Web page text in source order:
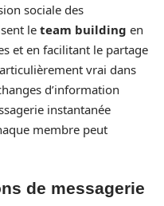
sociale des
leteam building en
et en facilitant le partage
vrai dans
d’information
instantanée
membre peut
de messagerie